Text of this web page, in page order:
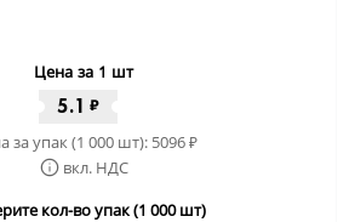
Цена за 1 шт
5.1 ₽
за упак (1 000 шт): 5096₽
вкл. НДС
кол-во упак (1 000 шт)